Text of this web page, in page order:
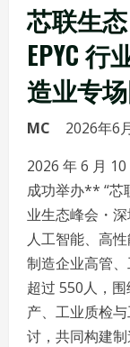
芯联生
EPYC
造业专
MC
2026年6
2026 年 6 月
成功举办** “芯
业生态峰会・
人工智能、高
制造企业高管
超过 550人，
产、工业质检
讨，共同构建制